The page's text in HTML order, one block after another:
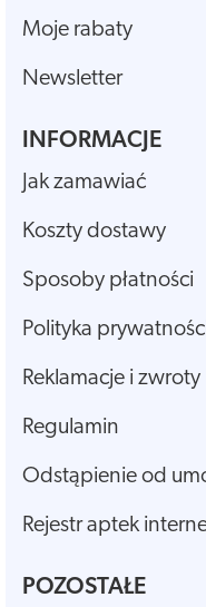
Moje rabaty
Newsletter
INFORMACJE
Jak zamawiać
Koszty dostawy
Sposoby płatności
Polityka
Reklamacje i zwroty
Regulamin
Odstąpienie od
Rejestr aptek
POZOSTAŁE